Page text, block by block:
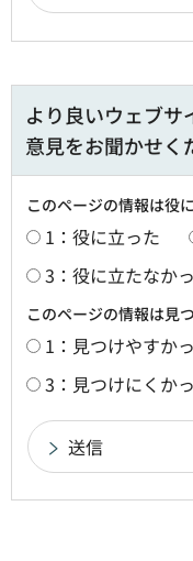
より良いウェブ
意見をお聞かせく
このページの情報は役
1：役に立った
3：役に立たなか
このページの情報は見
1：見つけやすか
3：見つけにくか